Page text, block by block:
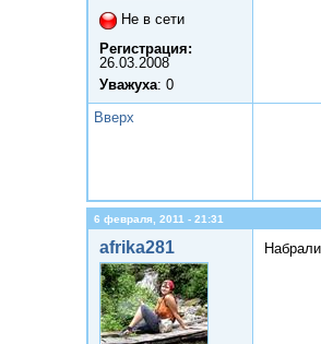
Не в сети
Регистрация:
26.03.2008
Уважуха: 0
Вверх
6 февраля, 2011 - 21:31
afrika281